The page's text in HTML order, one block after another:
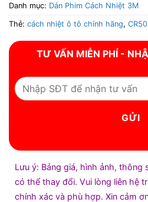
Danh mục: Dán Phim Cách Nhiệt 3M
Thẻ: cách nhiệt ô tô chính hãng, CR50
TƯ VẤN MIỄN PHÍ -
Lưu ý: Bảng giá, hình ảnh, thông
có thể thay đổi. Vui lòng liên hệ
chính xác và phù hợp. Xin cảm